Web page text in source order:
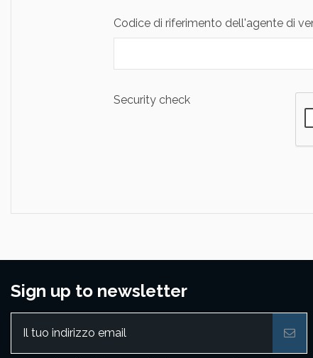
Codice di riferimento dell'agente di
Security check
Sign up to newsletter